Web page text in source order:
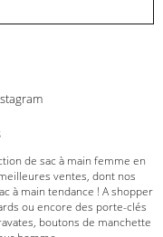
de sac à main femme en
ventes, dont nos
à main tendance ! A shopper
ou encore des porte-clés
boutons de manchette